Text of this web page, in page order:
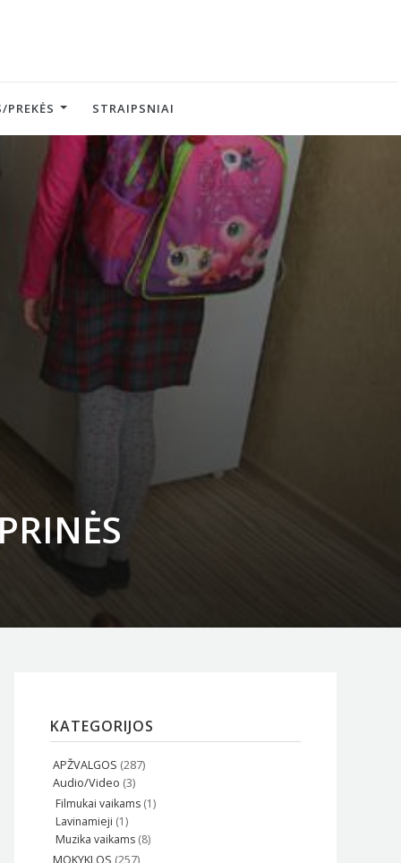
PREKĖS STRAIPSNIAI
KATEGORIJOS
APŽVALGOS (287)
Audio/Video (3)
Filmukai vaikams (1)
Lavinamieji (1)
Muzika vaikams (8)
MOKYKLOS (257)